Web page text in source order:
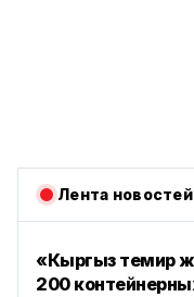
Лента новостей
«Кыргыз темир
200